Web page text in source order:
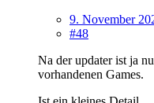
9. November
#48
Na der updater ist ja
vorhandenen Games.